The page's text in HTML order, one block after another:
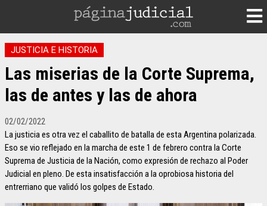
JUSTICIA E HISTORIA
Las miserias de la Corte Suprema,
las de antes y las de ahora
02/02/2022
La justicia es otra vez el caballito de batalla de esta Argentina polarizada.
Eso se vio reflejado en la marcha de este 1 de febrero contra la Corte
Suprema de Justicia de la Nación, como expresión de rechazo al Poder
Judicial en pleno. De esta insatisfacción a la oprobiosa historia del
entrerriano que validó los golpes de Estado.